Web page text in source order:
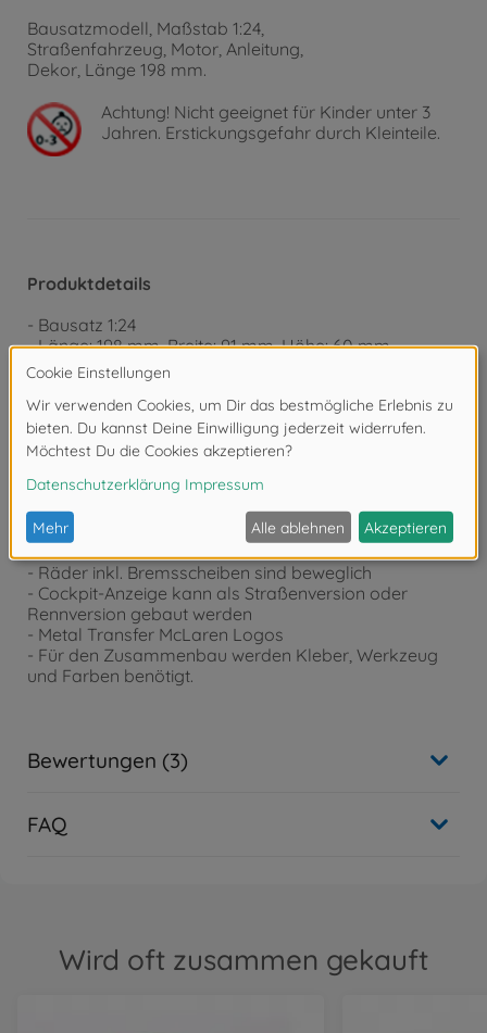
Bausatzmodell, Maßstab 1:24,
Straßenfahrzeug, Motor, Anleitung,
Dekor, Länge 198 mm.
Achtung! Nicht geeignet für Kinder unter 3
Jahren. Erstickungsgefahr durch Kleinteile.
Produktdetails
- Bausatz 1:24
- Länge: 198 mm, Breite: 91 mm, Höhe: 60 mm
- sehr detailgetreuer Nachbau des sehr flachen
Designs des McLaren Senna Hypercars
- Einzel-Monocoque mit separaten Anbauteilen wie im
Original
- Die Baugruppen wurden so abgestimmt, das diese
Zusammenbau möglichst einfach zu gestalten.
- vorbildgetreuer V8 Twin Turbo Motor, sichtbar
- kann als EU, U.S. oder japanische Version gebaut
werden
- Räder inkl. Bremsscheiben sind beweglich
- Cockpit-Anzeige kann als Straßenversion oder
Rennversion gebaut werden
- Metal Transfer McLaren Logos
- Für den Zusammenbau werden Kleber, Werkzeug
und Farben benötigt.
Bewertungen (3)
FAQ
Wird oft zusammen gekauft